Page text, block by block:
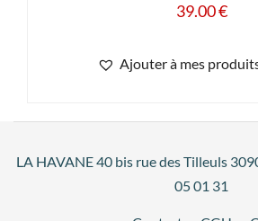
39.00€
Ajouter à mes
LA HAVANE 40 bis rue des Tilleuls
05 01 31